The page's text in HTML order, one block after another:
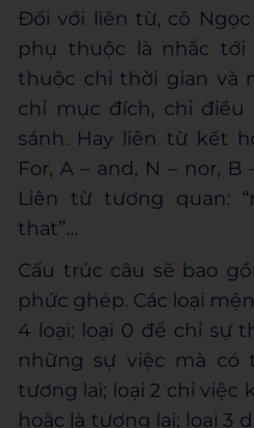
Đối với liên từ, cô
phụ thuộc là nhắc
thuộc chỉ thời gian và
chỉ mục đích, chỉ điều
sánh. Hay liên từ kết
For, A – and, N – nor, B
Liên từ tương quan:
that”…
Cấu trúc câu sẽ bao
phức ghép. Các loại
4 loại: loại 0 để chỉ sự
những sự việc mà có
tương lai; loại 2 chỉ
hoặc là tương lai; loại 3